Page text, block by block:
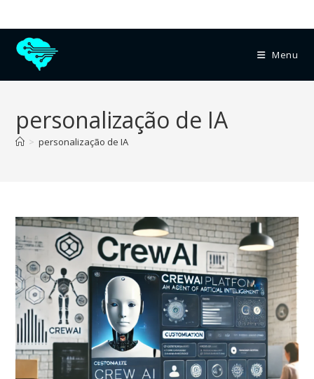
Menu
personalização de IA
> personalização de IA